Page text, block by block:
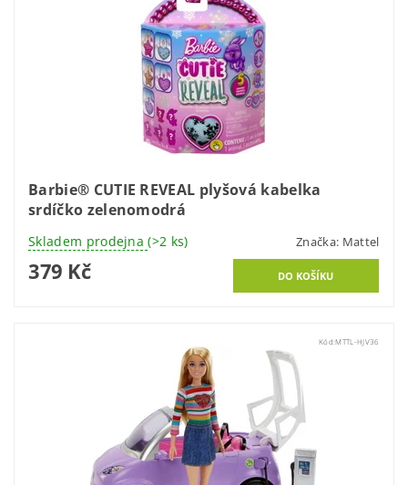
Barbie® CUTIE REVEAL plyšová kabelka
srdíčko zelenomodrá
Skladem prodejna(>2 ks) Značka: Mattel
379 Kč
Kód:MTTL-HJV36